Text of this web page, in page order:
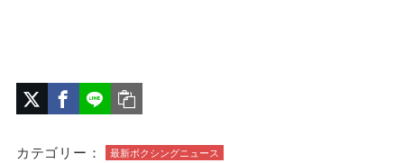
カテゴリー： 最新ボクシングニュース